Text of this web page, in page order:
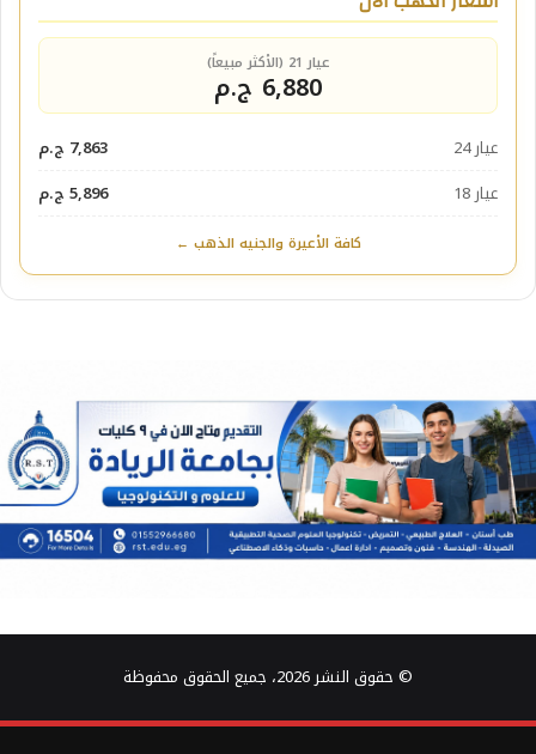
عيار 21 (الأكثر مبيعاً)
6,880 ج.م
عيار 24
7,863 ج.م
عيار 18
5,896 ج.م
كافة الأعيرة والجنيه الذهب ←
© حقوق النشر 2026، جميع الحقوق محفوظة